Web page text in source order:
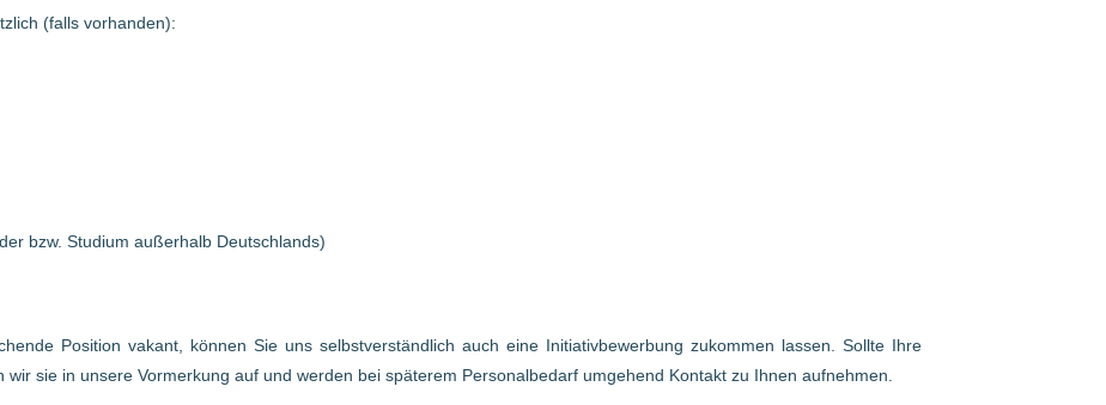
(falls vorhanden):
bzw. Studium außerhalb Deutschlands)
Position vakant, können Sie uns selbstverständlich auch eine Initiativbewerbung zukommen lassen. Sollte Ihre
sie in unsere Vormerkung auf und werden bei späterem Personalbedarf umgehend Kontakt zu Ihnen aufnehmen.